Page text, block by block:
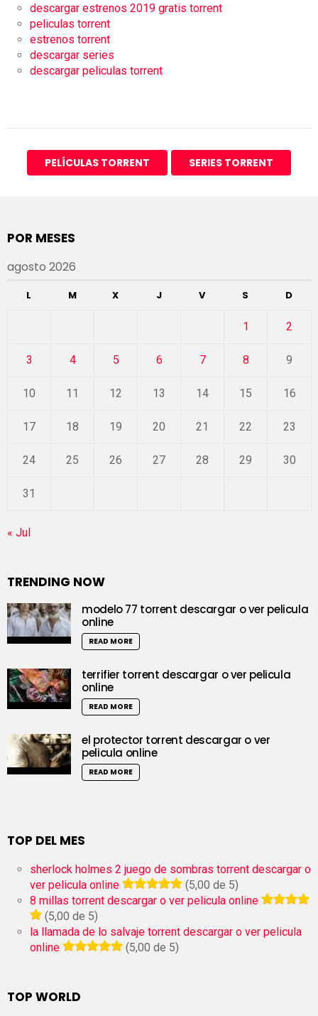
descargar estrenos 2019 gratis torrent
peliculas torrent
estrenos torrent
descargar series
descargar peliculas torrent
PELÍCULAS TORRENT SERIES TORRENT
POR MESES
agosto 2026
L M X J V S D
1 2
3 4 5 6 7 8 9
10 11 12 13 14 15 16
17 18 19 20 21 22 23
24 25 26 27 28 29 30
31
« Jul
TRENDING NOW
modelo 77 torrent descargar o ver pelicula
online
READ MORE
terrifier torrent descargar o ver pelicula
online
READ MORE
el protector torrent descargar o ver
pelicula online
READ MORE
TOP DEL MES
sherlock holmes 2 juego de sombras torrent descargar o
ver pelicula online
(5,00 de 5)
8 millas torrent descargar o ver pelicula online
(5,00 de 5)
la llamada de lo salvaje torrent descargar o ver pelicula
online
(5,00 de 5)
TOP WORLD